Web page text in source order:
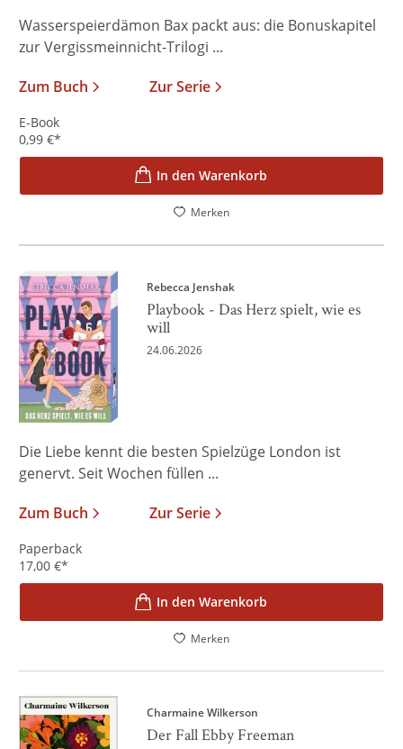
Wasserspeierdämon Bax packt aus: die Bonuskapitel
zur Vergissmeinnicht-Trilogi ...
Zum Buch
Zur Serie
E-Book
0,99 €*
In den Warenkorb
Merken
Rebecca Jenshak
Playbook - Das Herz spielt, wie es
will
24.06.2026
Die Liebe kennt die besten Spielzüge London ist
genervt. Seit Wochen füllen ...
Zum Buch
Zur Serie
Paperback
17,00 €*
In den Warenkorb
Merken
Charmaine Wilkerson
Der Fall Ebby Freeman